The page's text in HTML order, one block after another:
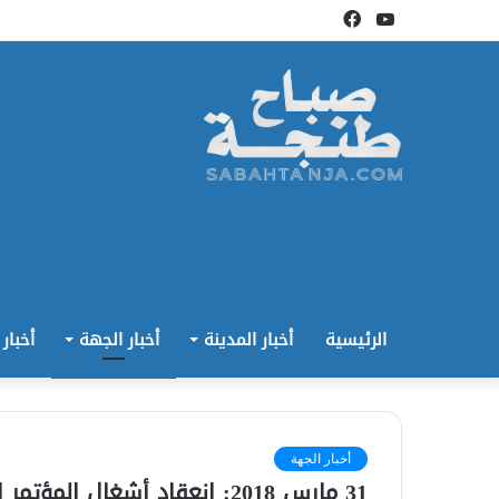
فيسبوكيوتيوب
الرئيسية أخبار المدينة أخبار الجهة
أخبار الجهة